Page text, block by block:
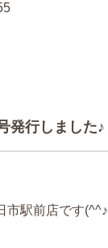
発行しました♪
市駅前店です(^^♪